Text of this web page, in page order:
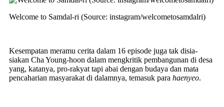
Welcome to Samdal-ri (Source: instagram/welcometosamdalri)
Kesempatan meramu cerita dalam 16 episode juga tak disia-
siakan Cha Young-hoon dalam mengkritik pembangunan di desa
yang, katanya, pro-rakyat tapi abai dengan budaya dan mata
pencaharian masyarakat di dalamnya, temasuk para haenyeo.